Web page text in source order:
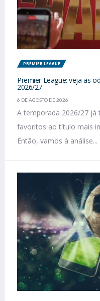
PREMIER LEAGUE
Premier League: veja as
2026/27
6 DE AGOSTO DE 2026
A temporada 2026/27
favoritos ao título mais
Então, vamos à análise...